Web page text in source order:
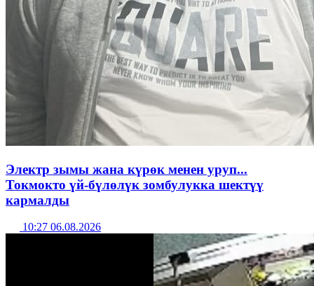
Электр зымы жана күрөк менен уруп...
Токмокто үй-бүлөлүк зомбулукка шектүү
кармалды
10:27 06.08.2026